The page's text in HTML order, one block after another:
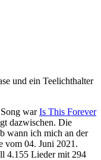
warIs This Forever
dazwischen. Die
wann ich mich an der
vom 04. Juni 2021.
4.155 Lieder mit 294